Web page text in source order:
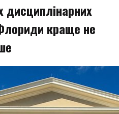
дисциплінарних
краще не